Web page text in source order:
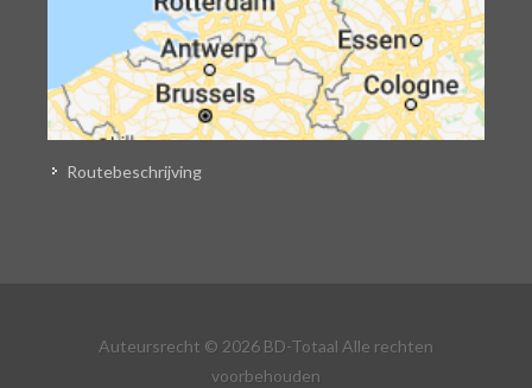
Routebeschrijving
Auteursrecht © 2026 BD-Totaal Alle rechten
voorbehouden